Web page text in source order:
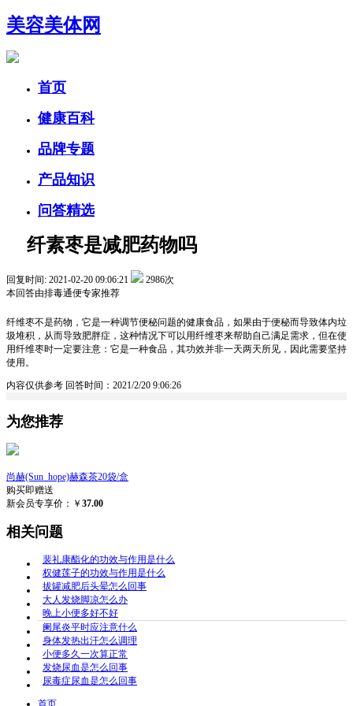
美容美体网
首页
健康百科
品牌专题
产品知识
问答精选
纤素枣是减肥药物吗
回复时间: 2021-02-20 09:06:21
2986次
本回答由排毒通便专家推荐
纤维枣不是药物，它是一种调节便秘问题的健康食品，如果由于便秘而导致体内垃
圾堆积，从而导致肥胖症，这种情况下可以用纤维枣来帮助自己满足需求，但在使
用纤维枣时一定要注意：它是一种食品，其功效并非一天两天所见，因此需要坚持
使用。
内容仅供参考 回答时间：2021/2/20 9:06:26
为您推荐
尚赫(Sun_hope)赫森茶20袋/盒
购买即赠送
新会员专享价：￥ 37.00
相关问题
裴礼康酯化的功效与作用是什么
权健莲子的功效与作用是什么
拔罐减肥后头晕怎么回事
大人发烧脚凉怎么办
晚上小便多好不好
阑尾炎平时应注意什么
身体发热出汗怎么调理
小便多久一次算正常
发烧尿血是怎么回事
尿毒症尿血是怎么回事
首页